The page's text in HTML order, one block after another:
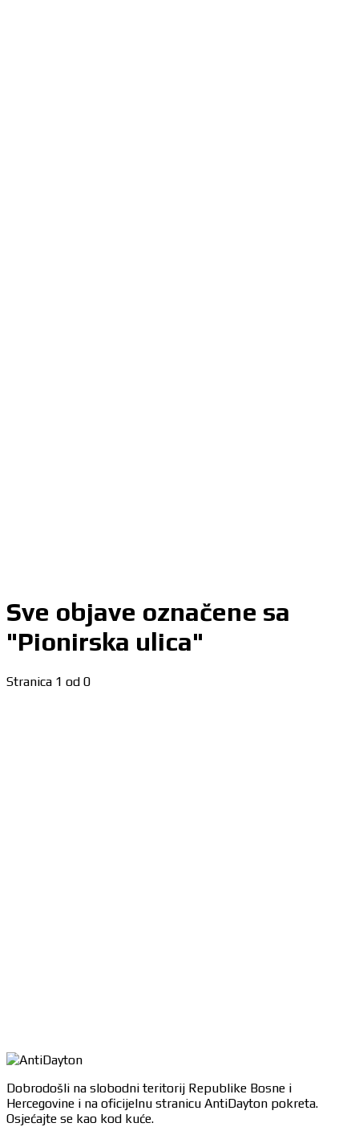
Sve objave označene sa
"Pionirska ulica"
Stranica 1 od 0
Dobrodošli na slobodni teritorij Republike Bosne i
Hercegovine i na oficijelnu stranicu AntiDayton pokreta.
Osjećajte se kao kod kuće.